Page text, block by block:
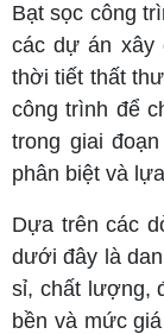
Bạt sọc công
các dự án xây
thời tiết thất
công trình để
trong giai
phân biệt và
Dựa trên các
dưới đây là
sỉ, chất lượng,
bền và mức